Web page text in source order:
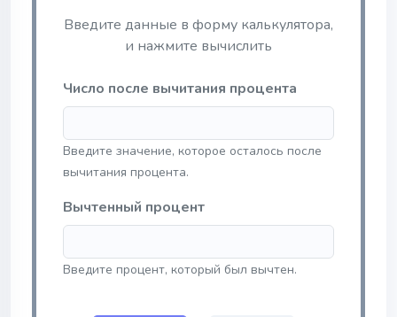
Введите данные в форму калькулятора,
и нажмите вычислить
Число после вычитания процента
Введите значение, которое осталось после
вычитания процента.
Вычтенный процент
Введите процент, который был вычтен.